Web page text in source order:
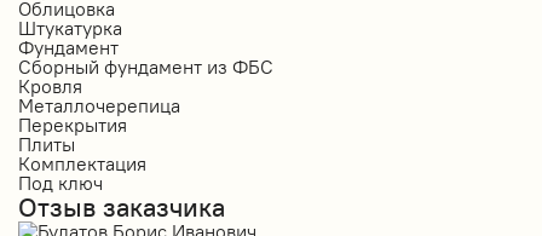
Облицовка
Штукатурка
Фундамент
Сборный фундамент из ФБС
Кровля
Металлочерепица
Перекрытия
Плиты
Комплектация
Под ключ
Отзыв заказчика